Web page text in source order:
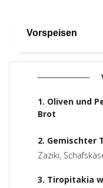
Vorspeisen
1. Oliven und
Brot
2. Gemischter
Zaziki,
3. Tiropitakia